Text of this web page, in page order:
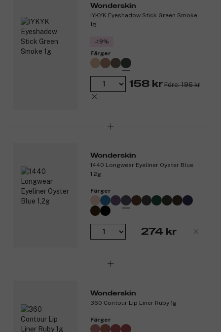
precisionen av en penna. Använd den blandbara pennan för att
definiera, forma och styla efter dina behov. Den sammetslena
formeln formar och håller håret på plats i upp till 10 timmar.
Produktnummer: 3319944
Wonderskin
IYKYK Eyeshadow Stick Green Smoke
1g
-19%
Färger
158 kr Före: 196 kr
Wonderskin
1440 Longwear Eyeliner Oyster Blue
1,2g
Färger
274 kr
Wonderskin
360 Contour Lip Liner Ruby 1g
Färger